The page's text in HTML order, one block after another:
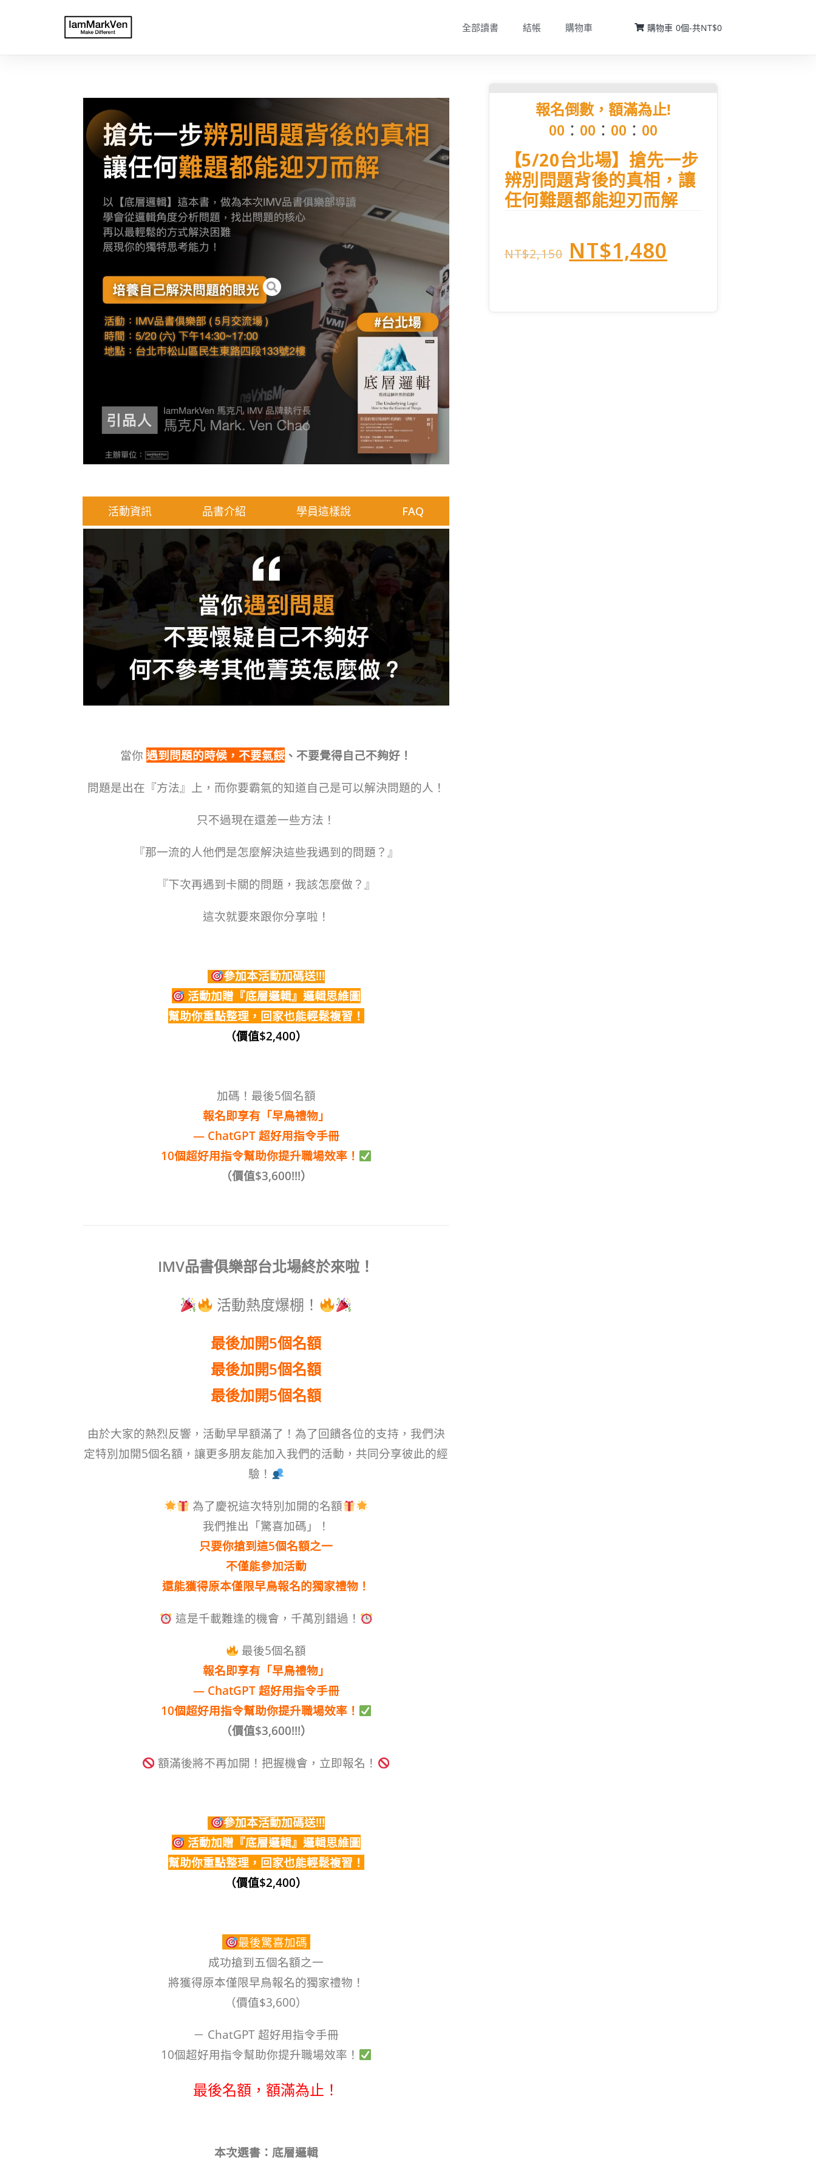
全部讀書 結帳 購物車 購物車 0個-共NT$0
活動資訊 品書介紹 學員這樣說 FAQ
當你遇到問題的時候，不要氣餒 、不要覺得自己不夠好！
問題是出在『方法』上，而你要霸氣的知道自己是可以解決問題的人！
只不過現在還差一些方法！
『那一流的人他們是怎麼解決這些我遇到的問題？』
『下次再遇到卡關的問題，我該怎麼做？』
這次就要來跟你分享啦！
參加本活動加碼送!!!
活動加贈『底層邏輯』邏輯思維圖
幫助你重點整理，回家也能輕鬆複習！
（價值$2,400）
加碼！最後5個名額
報名即享有「早鳥禮物」
— ChatGPT 超好用指令手冊
10個超好用指令幫助你提升職場效率！
（價值$3,600!!!）
IMV品書俱樂部台北場終於來啦！
活動熱度爆棚！
最後加開5個名額
最後加開5個名額
最後加開5個名額
由於大家的熱烈反響，活動早早額滿了！為了回饋各位的支持，我們決
定特別加開5個名額，讓更多朋友能加入我們的活動，共同分享彼此的經
驗！
為了慶祝這次特別加開的名額
我們推出「驚喜加碼」！
只要你搶到這5個名額之一
不僅能參加活動
還能獲得原本僅限早鳥報名的獨家禮物！
這是千載難逢的機會，千萬別錯過！
最後5個名額
報名即享有「早鳥禮物」
— ChatGPT 超好用指令手冊
10個超好用指令幫助你提升職場效率！
（價值$3,600!!!）
額滿後將不再加開！把握機會，立即報名！
參加本活動加碼送!!!
活動加贈『底層邏輯』邏輯思維圖
幫助你重點整理，回家也能輕鬆複習！
（價值$2,400）
最後驚喜加碼
成功搶到五個名額之一
將獲得原本僅限早鳥報名的獨家禮物！
（價值$3,600）
－ ChatGPT 超好用指令手冊
10個超好用指令幫助你提升職場效率！
最後名額，額滿為止！
本次選書：底層邏輯
報名倒數，額滿為止!
00 ： 00 ： 00 ： 00
【5/20台北場】搶先一步
辨別問題背後的真相，讓
任何難題都能迎刃而解
NT$2,150 NT$1,480